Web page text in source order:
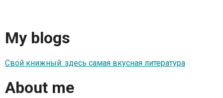
My blogs
Свой книжный: здесь самая вкусная литература
About me